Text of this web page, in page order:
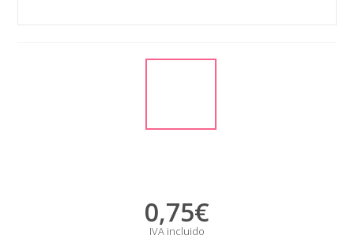
0,75€
IVA incluido